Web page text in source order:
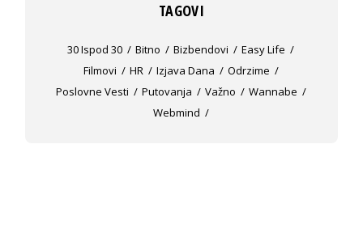
TAGOVI
30 Ispod 30 Bitno Bizbendovi
Easy Life
Filmovi
HR Izjava Dana
Odrzime
Poslovne Vesti
Putovanja Važno
Wannabe
Webmind